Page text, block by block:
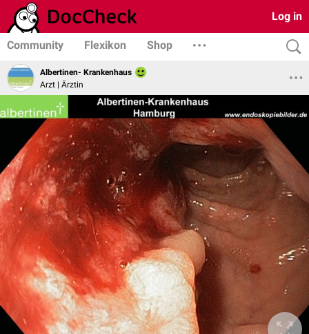
Log in
Community Flexikon Shop
Albertinen- Krankenhaus
Arzt | Ärztin